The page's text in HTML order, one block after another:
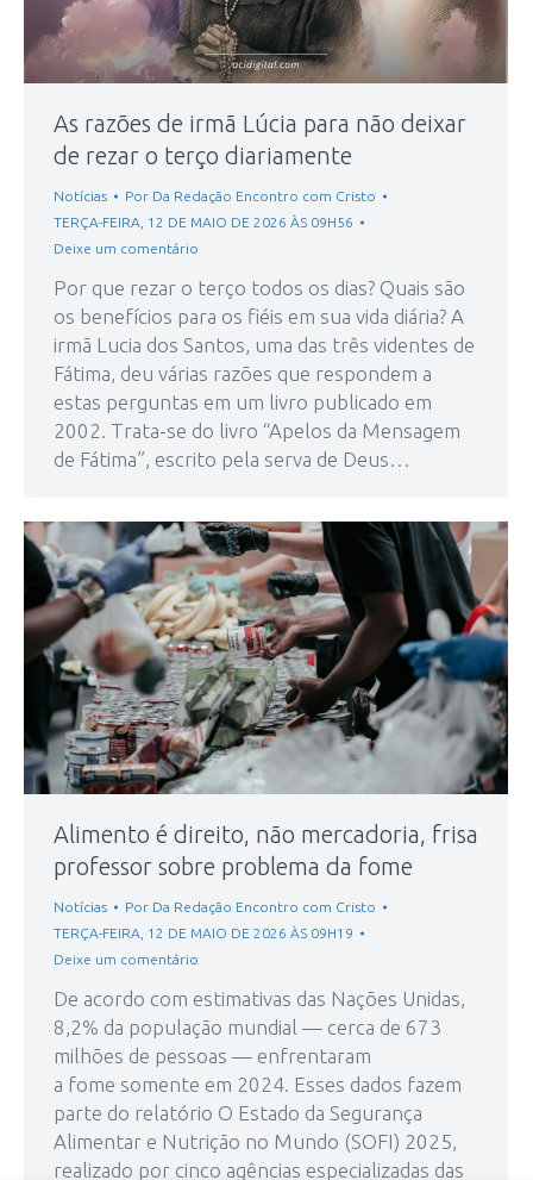
As razões de irmã Lúcia para não deixar
de rezar o terço diariamente
Notícias Por Da Redação Encontro com Cristo
TERÇA-FEIRA, 12 DE MAIO DE 2026 ÀS 09H56
Deixe um comentário
Por que rezar o terço todos os dias? Quais são
os benefícios para os fiéis em sua vida diária? A
irmã Lucia dos Santos, uma das três videntes de
Fátima, deu várias razões que respondem a
estas perguntas em um livro publicado em
2002. Trata-se do livro “Apelos da Mensagem
de Fátima”, escrito pela serva de Deus…
Alimento é direito, não mercadoria, frisa
professor sobre problema da fome
Notícias Por Da Redação Encontro com Cristo
TERÇA-FEIRA, 12 DE MAIO DE 2026 ÀS 09H19
Deixe um comentário
De acordo com estimativas das Nações Unidas,
8,2% da população mundial — cerca de 673
milhões de pessoas — enfrentaram
a fome somente em 2024. Esses dados fazem
parte do relatório O Estado da Segurança
Alimentar e Nutrição no Mundo (SOFI) 2025,
realizado por cinco agências especializadas das